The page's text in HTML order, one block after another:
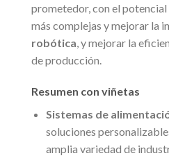
prometedor, con el potencial
más complejas y mejorar la
robótica , y mejorar la
de producción.
Resumen con viñetas
Sistemas de
soluciones
amplia variedad de